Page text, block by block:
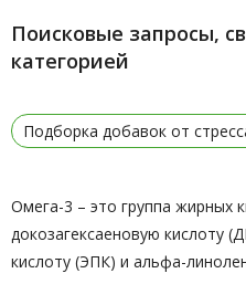
Поисковые запросы,
категорией
Подборка добавок от
Омега-3 – это группа жирных
докозагексаеновую кислоту
кислоту (ЭПК) и альфа-